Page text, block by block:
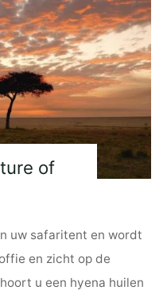
of
uw safaritent en wordt
en zicht op de
u een hyena huilen